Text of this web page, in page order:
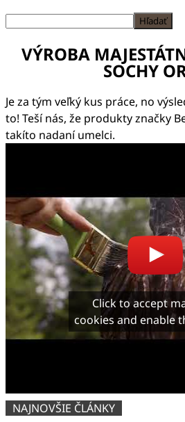
VÝROBA
SOCHY
Je za tým veľký kus práce, no
to! Teší nás, že produkty značky
takíto nadaní umelci.
Click to accept
cookies and enable
NAJNOVŠIE ČLÁNKY